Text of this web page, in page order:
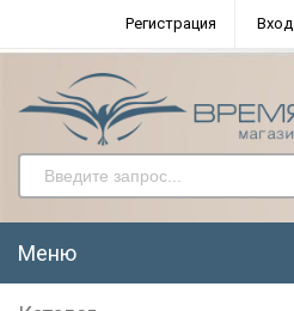
Регистрация Вход
Меню